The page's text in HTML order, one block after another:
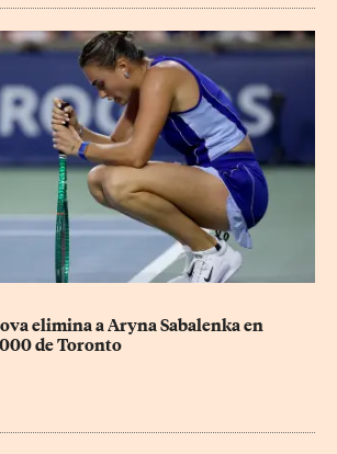
elimina a Aryna Sabalenka en
de Toronto